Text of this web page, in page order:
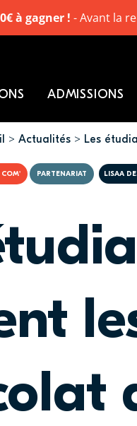
Actualités Les
PARTENARIAT LISAA
ADMISSIONS
à gagner ! - Avant la